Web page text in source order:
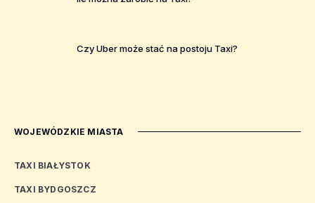
Czy Uber może stać na postoju Taxi?
WOJEWÓDZKIE MIASTA
TAXI BIAŁYSTOK
TAXI BYDGOSZCZ